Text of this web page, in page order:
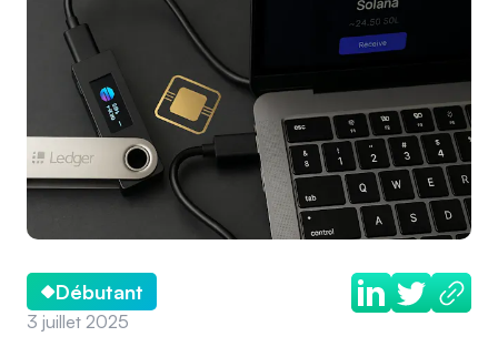
Débutant
3 juillet 2025